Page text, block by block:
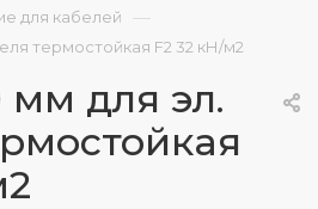
для кабелей —
термостойкая F2 32 кН/м2
мм для эл.